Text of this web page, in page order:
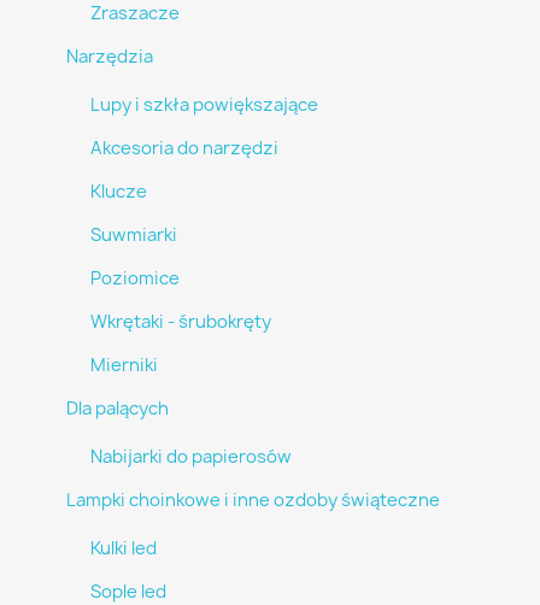
Zraszacze
Narzędzia
Lupy i szkła powiększające
Akcesoria do narzędzi
Klucze
Suwmiarki
Poziomice
Wkrętaki - śrubokręty
Mierniki
Dla palących
Nabijarki do papierosów
Lampki choinkowe i inne ozdoby świąteczne
Kulki led
Sople led